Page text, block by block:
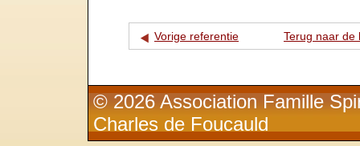
Vorige referentie Terug naar de
© 2026 Association Famille
Charles de Foucauld